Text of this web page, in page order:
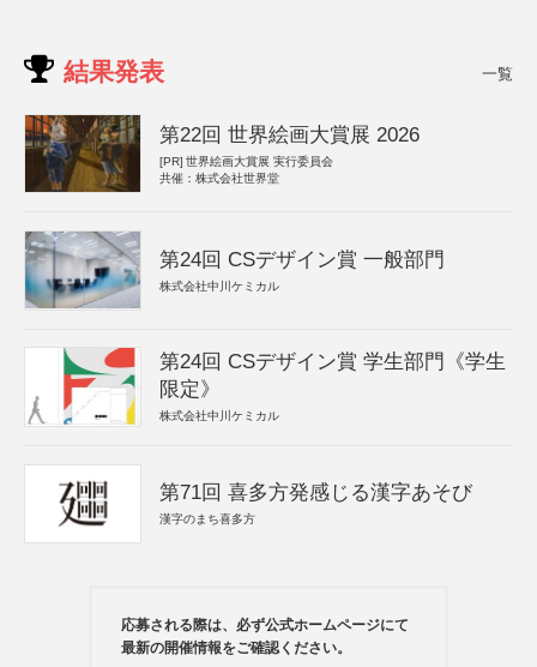
結果発表 一覧
第22回 世界絵画大賞展 2026
[PR] 世界絵画大賞展 実行委員会
共催：株式会社世界堂
第24回 CSデザイン賞 一般部門
株式会社中川ケミカル
第24回 CSデザイン賞 学生部門《学生
限定》
株式会社中川ケミカル
第71回 喜多方発感じる漢字あそび
漢字のまち喜多方
応募される際は、必ず公式ホームページにて
最新の開催情報をご確認ください。